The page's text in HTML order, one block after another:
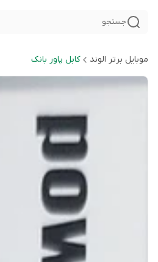
جستجو
موبایل برتر الوند کابل پاور بانک